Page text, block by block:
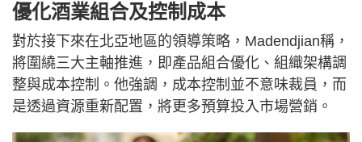
優化酒業組合及控制成本
對於接下來在北亞地區的領導策略，Madendjian稱，
將圍繞三大主軸推進，即產品組合優化、組織架構調
整與成本控制。他強調，成本控制並不意味裁員，而
是透過資源重新配置，將更多預算投入市場營銷。